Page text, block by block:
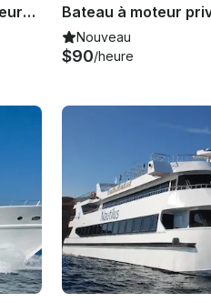
Bateau à moteur privé pendant 1 heure, croisière sur la côte avec transfert - Charm el-Cheikh
Nouveau
$90/heure